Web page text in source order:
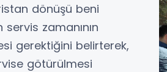
dönüşü beni
zamanının
gerektiğini belirterek,
götürülmesi